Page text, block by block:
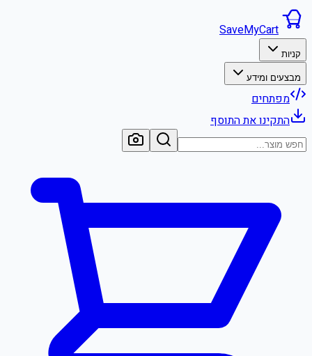
SaveMyCart
קניות
מבצעים ומידע
מפתחים
התקינו את התוסף